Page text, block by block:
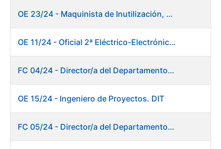
OE 23/24 - Maquinista de Inutilización, Destrucción y Empacado de Papel
OE 11/24 - Oficial 2ª Eléctrico-Electrónico Central
FC 04/24 - Director/a del Departamento de Innovación e Inteligencia Artificial
OE 15/24 - Ingeniero de Proyectos. DIT
FC 05/24 - Director/a del Departamento de Planificación, Logística y Almacenes